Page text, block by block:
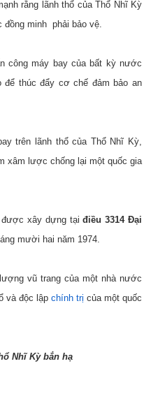
rằng lãnh thổ của Thổ Nhĩ Kỳ
minh phải bảo vệ.
công máy bay của bất kỳ nước
thúc đẩy cơ chế đảm bảo an
trên lãnh thổ của Thổ Nhĩ Kỳ,
xâm lược chống lại một quốc gia
được xây dựng tạiđiều 3314 Đại
mười hai năm 1974.
vũ trang của một nhà nước
và độc lập chính trị của một quốc
Nhĩ Kỳ bắn hạ